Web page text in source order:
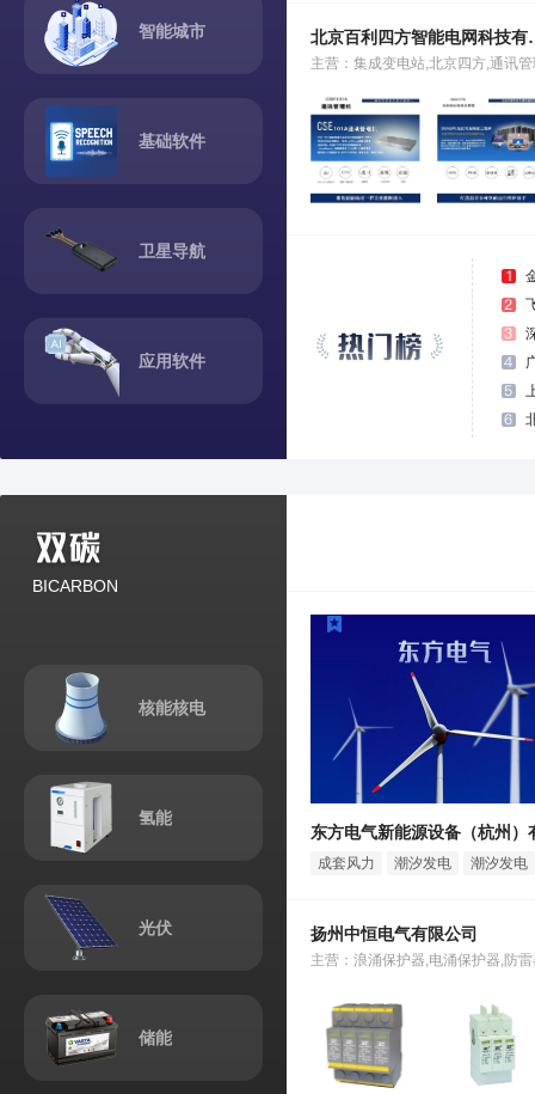
智能城市
基础软件
卫星导航
应用软件
列
北京百
主营：集成变电站,北京四方,通讯
BICARBON
核能核电
氢能
光伏
储能
成套风力
潮汐发电
潮汐发电
扬州中恒电气有限公司
主营：浪涌保护器,电涌保护器,防